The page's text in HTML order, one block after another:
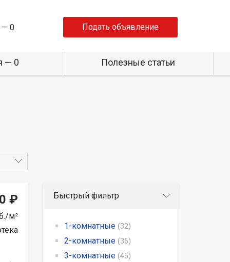
— 0 Подать объявление
— 0 Полезные статьи
₽
м²
Быстрый фильтр
1-комнатные (32)
2-комнатные (36)
3-комнатные (45)